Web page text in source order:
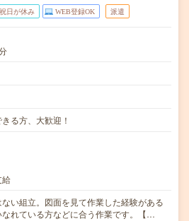
日が休み WEB登録OK 派遣
る方、大歓迎！
給
い組立。図面を見て作業した経験がある
れている方などに合う作業です。【…